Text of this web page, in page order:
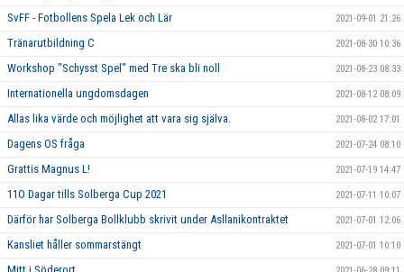
SvFF - Fotbollens Spela Lek och Lär 2021-09-01 21:26
Tränarutbildning C 2021-08-30 10:36
Workshop "Schysst Spel" med Tre ska bli noll 2021-08-23 08:33
Internationella ungdomsdagen 2021-08-12 08:09
Allas lika värde och möjlighet att vara sig själva. 2021-08-02 17:01
Dagens OS fråga 2021-07-24 08:10
Grattis Magnus L! 2021-07-19 14:47
11O Dagar tills Solberga Cup 2021 2021-07-11 10:07
Därför har Solberga Bollklubb skrivit under Asllanikontraktet 2021-07-01 12:06
Kansliet håller sommarstängt 2021-07-01 10:10